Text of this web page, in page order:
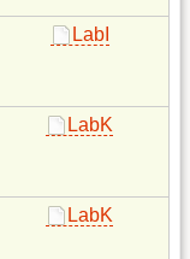
LabI
LabK
LabK